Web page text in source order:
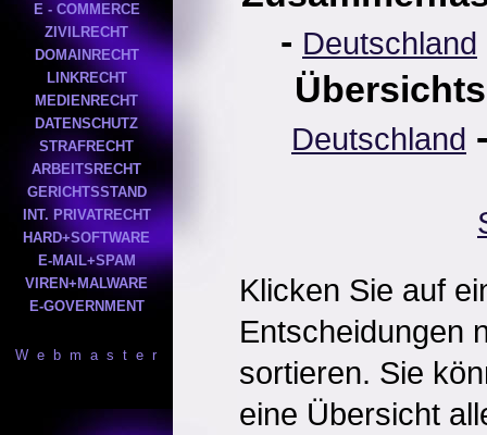
E - COMMERCE
ZIVILRECHT
DOMAINRECHT
LINKRECHT
MEDIENRECHT
DATENSCHUTZ
STRAFRECHT
ARBEITSRECHT
GERICHTSSTAND
INT. PRIVATRECHT
HARD+SOFTWARE
E-MAIL+SPAM
VIREN+MALWARE
E-GOVERNMENT
W e b m a s t e r
- Deutschland
Deutschland
Klicken Sie auf
Entscheidungen
sortieren. Sie
eine Übersicht